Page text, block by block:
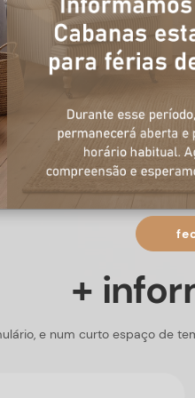
+
e num curto espaço de